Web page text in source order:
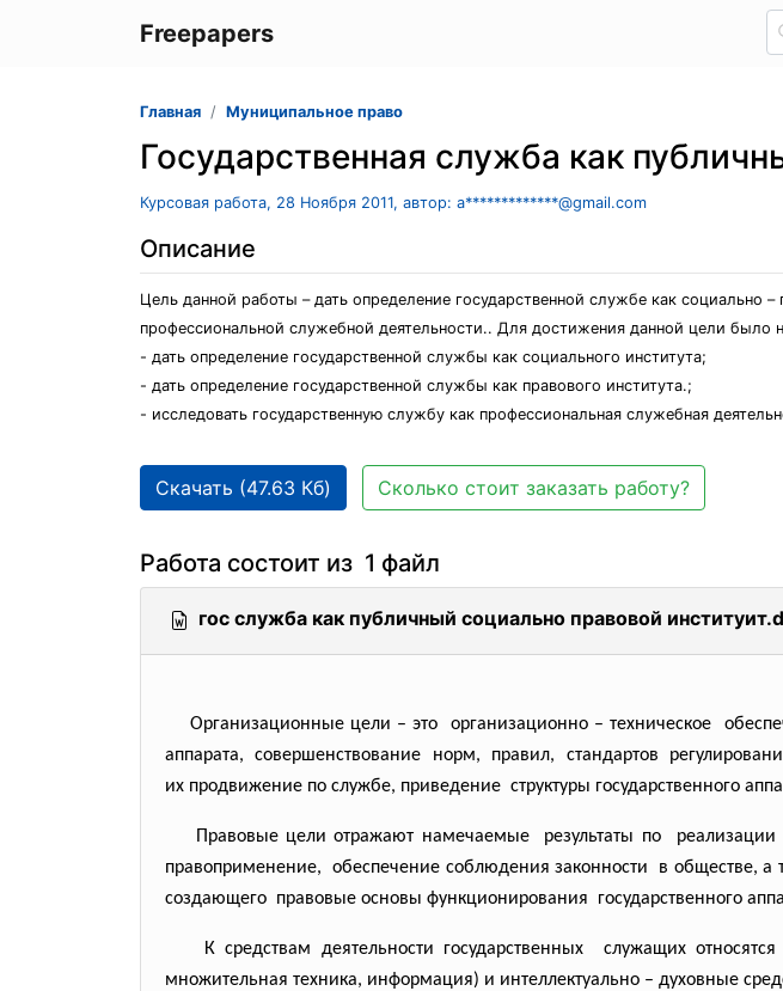
Freepapers
Главная Муниципальное право
Государственная служба как
Курсовая работа, 28 Ноября 2011, автор: a*************@gmail.com
Описание
Цель данной работы – дать определение государственной службе как социально
профессиональной служебной деятельности.. Для достижения данной цели было
- дать определение государственной службы как социального института;
- дать определение государственной службы как правового института.;
- исследовать государственную службу как профессиональная служебная
Скачать (47.63 Кб) Сколько стоит заказать работу?
Работа состоит из 1 файл
гос служба как публичный социально правовой
Организационные цели – это организационно – техническое
аппарата, совершенствование норм, правил, стандартов
их продвижение по службе, приведение структуры государственного
Правовые цели отражают намечаемые результаты по
правоприменение, обеспечение соблюдениязаконности в обществе, а
создающего правовые основы функционирования государственного
К средствам деятельности государственных служащих
множительная техника, информация) и интеллектуально – духовные